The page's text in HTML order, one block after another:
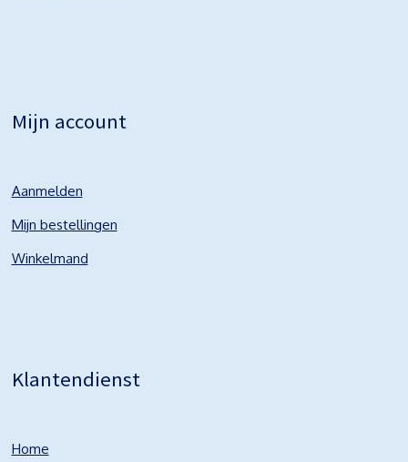
Mijn account
Aanmelden
Mijn bestellingen
Winkelmand
Klantendienst
Home